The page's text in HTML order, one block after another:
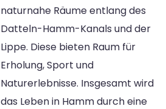
naturnahe Räume entlang des
Datteln-Hamm-Kanals und der
Lippe. Diese bieten Raum für
Erholung, Sport und
Naturerlebnisse. Insgesamt wird
das Leben in Hamm durch eine